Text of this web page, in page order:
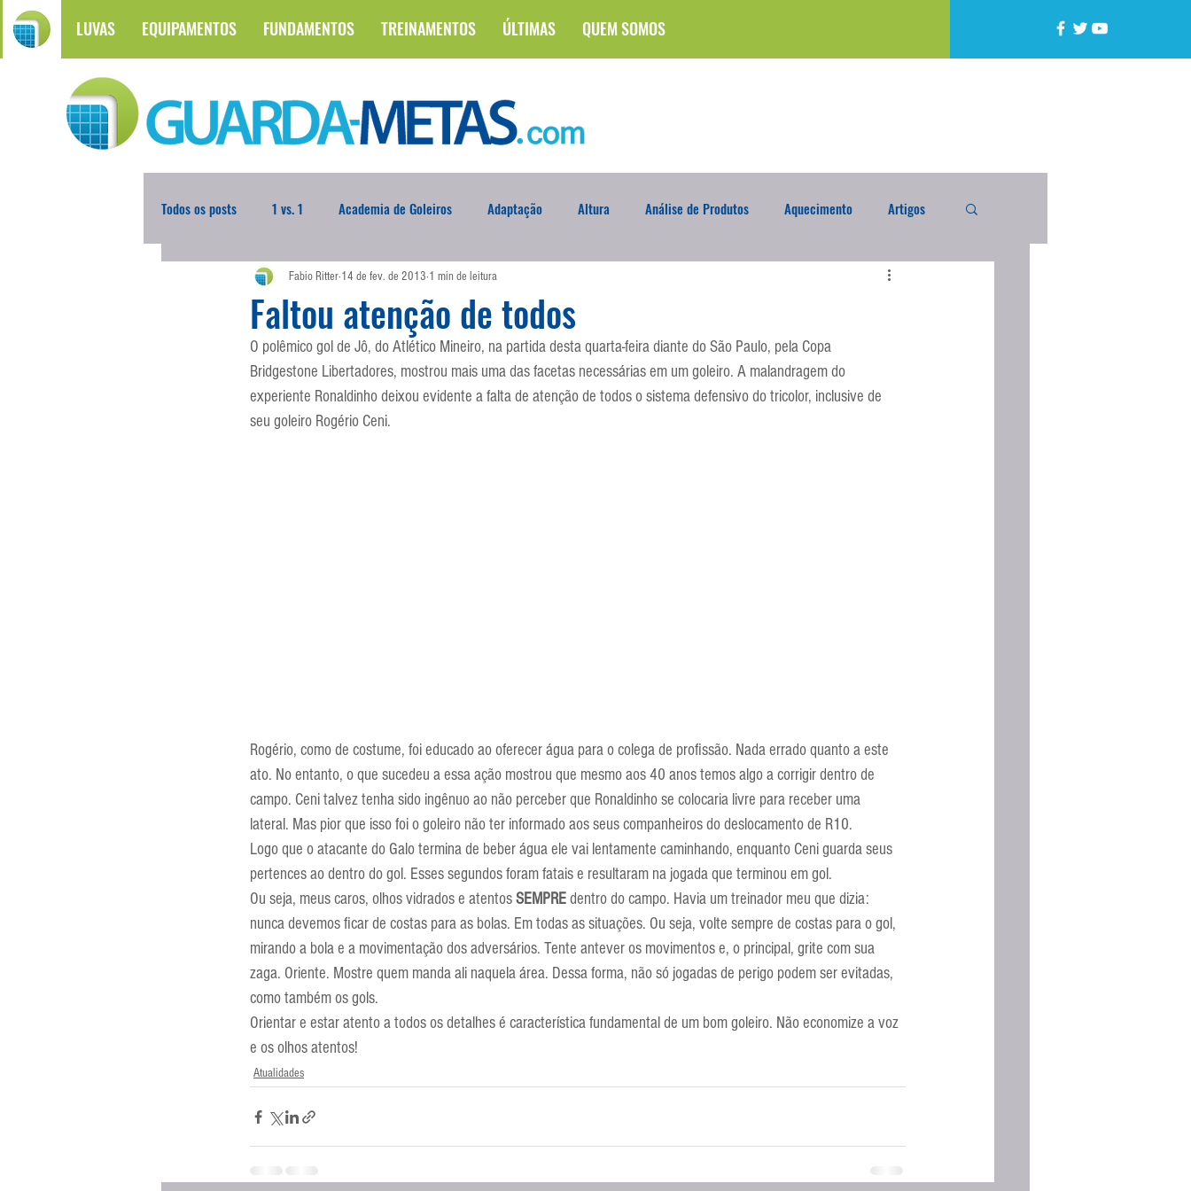
LUVAS EQUIPAMENTOS FUNDAMENTOS TREINAMENTOS ÚLTIMAS QUEM SOMOS
Todos os posts 1 vs. 1 Academia de Goleiros Adaptação Altura Análise de Produtos Aquecimento Artigos
Atualidades Blogoleiro da Semana Brasileirão Compra Exterior
Comunicação Copa do Mundo Curso Defesa da Semana Deslocamento DVD Encaixada
Entrevistas Equipamentos
Faltou atenção de todos
Fabio Ritter 14 de fev. de 2013 1 min de leitura
O polêmico gol de Jô, do Atlético Mineiro, na partida desta quarta-feira diante do São Paulo, pela Copa
Bridgestone Libertadores, mostrou mais uma das facetas necessárias em um goleiro. A malandragem do
experiente Ronaldinho deixou evidente a falta de atenção de todos o sistema defensivo do tricolor, inclusive de
seu goleiro Rogério Ceni.
Rogério, como de costume, foi educado ao oferecer água para o colega de profissão. Nada errado quanto a este
ato. No entanto, o que sucedeu a essa ação mostrou que mesmo aos 40 anos temos algo a corrigir dentro de
campo. Ceni talvez tenha sido ingênuo ao não perceber que Ronaldinho se colocaria livre para receber uma
lateral. Mas pior que isso foi o goleiro não ter informado aos seus companheiros do deslocamento de R10.
Logo que o atacante do Galo termina de beber água ele vai lentamente caminhando, enquanto Ceni guarda seus
pertences ao dentro do gol. Esses segundos foram fatais e resultaram na jogada que terminou em gol.
Ou seja, meus caros, olhos vidrados e atentos SEMPRE dentro do campo. Havia um treinador meu que dizia:
nunca devemos ficar de costas para as bolas. Em todas as situações. Ou seja, volte sempre de costas para o gol,
mirando a bola e a movimentação dos adversários. Tente antever os movimentos e, o principal, grite com sua
zaga. Oriente. Mostre quem manda ali naquela área. Dessa forma, não só jogadas de perigo podem ser evitadas,
como também os gols.
Orientar e estar atento a todos os detalhes é característica fundamental de um bom goleiro. Não economize a voz
e os olhos atentos!
Atualidades